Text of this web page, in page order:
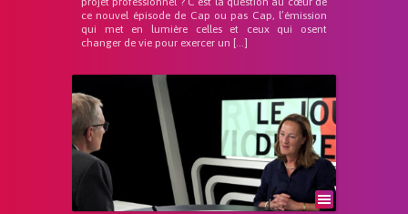
ce nouvel épisode de Cap ou pas Cap, l’émission
qui met en lumière celles et ceux qui osent
changer de vie pour exercer un […]